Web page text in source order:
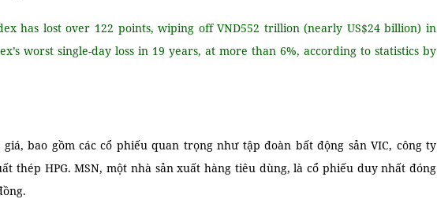
has lost over 122 points, wiping off VND552 trillion (nearly US$24 billion) in
worst single-day loss in 19 years, at more than 6%, according to statistics by
bao gồm các cổ phiếu quan trọng như tập đoàn bất động sản VIC, công ty
thép HPG. MSN, một nhà sản xuất hàng tiêu dùng, là cổ phiếu duy nhất đóng